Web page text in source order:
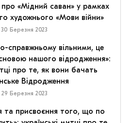
«Мідний саван» у рамках
художнього «Мови війни»
30 Березня 2023
справжньому вільними, це
нашого відродження»:
про те, як вони бачать
Відродження
29 Березня 2023
та присвоєння того, що по